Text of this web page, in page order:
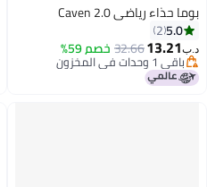
بوما حذاء رياضي Caven 2.0
5.0
2
د.ب‏13.21
32.66خصم 59%
باقي 1 وحدات في المخزون
باقي 1 وحدات في المخزون